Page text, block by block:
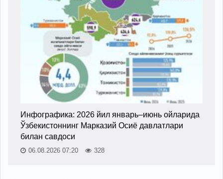
Инфографика: 2026 йил январь–июнь ойларида
Ўзбекистоннинг Марказий Осиё давлатлари
билан савдоси
06.08.2026 07:20 328